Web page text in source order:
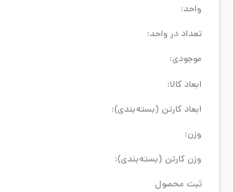
ابعاد کالا:
ابعاد کارتن (بسته‌بندی):
وزن:
وزن کارتن (بسته‌بندی):
ثبت محصول
واحد:
تعداد در واحد:
موجودی: